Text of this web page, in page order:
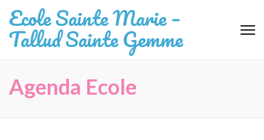
au
contenu
(Pressez
Ecole Sainte Marie –
Tallud Sainte Gemme
Agenda Ecole